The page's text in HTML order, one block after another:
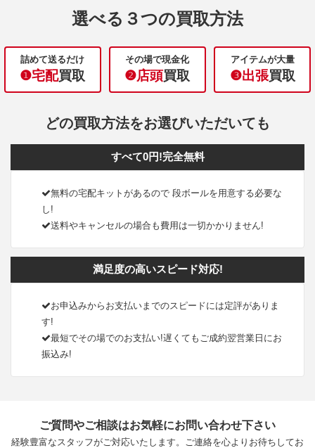
選べる３つの買取方法
詰めて送るだけ
❶宅配買取
その場で現金化
❷店頭買取
アイテムが大量
❸出張買取
どの買取方法をお選びいただいても
すべて0円!完全無料
無料の宅配キットがあるので 段ボールを用意する必要な
し!
送料やキャンセルの場合も費用は一切かかりません!
満足度の高いスピード対応!
お申込みからお支払いまでのスピードには定評がありま
す!
最短でその場でのお支払い!遅くてもご成約翌営業日にお
振込み!
ご質問やご相談はお気軽にお問い合わせ下さい
経験豊富なスタッフがご対応いたします。ご連絡を心よりお待ちしてお